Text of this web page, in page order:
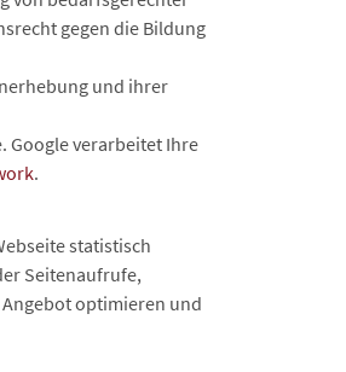
gegen die Bildung
und ihrer
Google verarbeitet Ihre
.
statistisch
Seitenaufrufe,
optimieren und